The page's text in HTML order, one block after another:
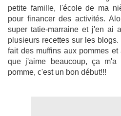
petite famille, l'école de ma
pour financer des activités.
super tatie-marraine et j'en ai
plusieurs recettes sur les
fait des muffins aux pommes
que j'aime beaucoup, ça m'a
pomme, c'est un bon début!!!